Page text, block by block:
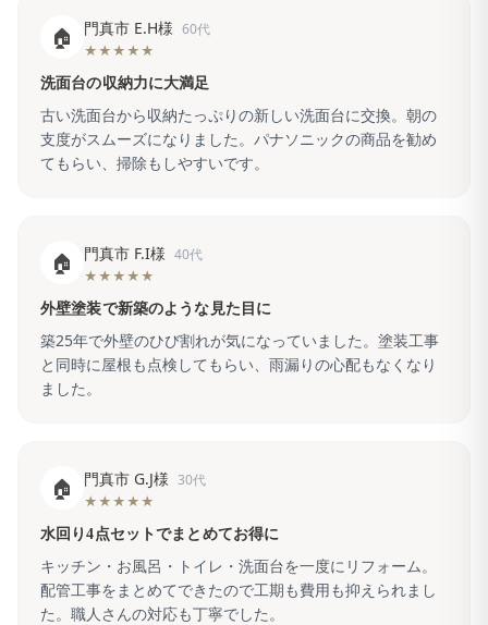
🏠 門真市 E.H様 60代
★★★★★
洗面台の収納力に大満足
古い洗面台から収納たっぷりの新しい洗面台に交換。朝の
支度がスムーズになりました。パナソニックの商品を勧め
てもらい、掃除もしやすいです。
🏠 門真市 F.I様 40代
★★★★★
外壁塗装で新築のような見た目に
築25年で外壁のひび割れが気になっていました。塗装工事
と同時に屋根も点検してもらい、雨漏りの心配もなくなり
ました。
🏠 門真市 G.J様 30代
★★★★★
水回り4点セットでまとめてお得に
キッチン・お風呂・トイレ・洗面台を一度にリフォーム。
配管工事をまとめてできたので工期も費用も抑えられまし
た。職人さんの対応も丁寧でした。